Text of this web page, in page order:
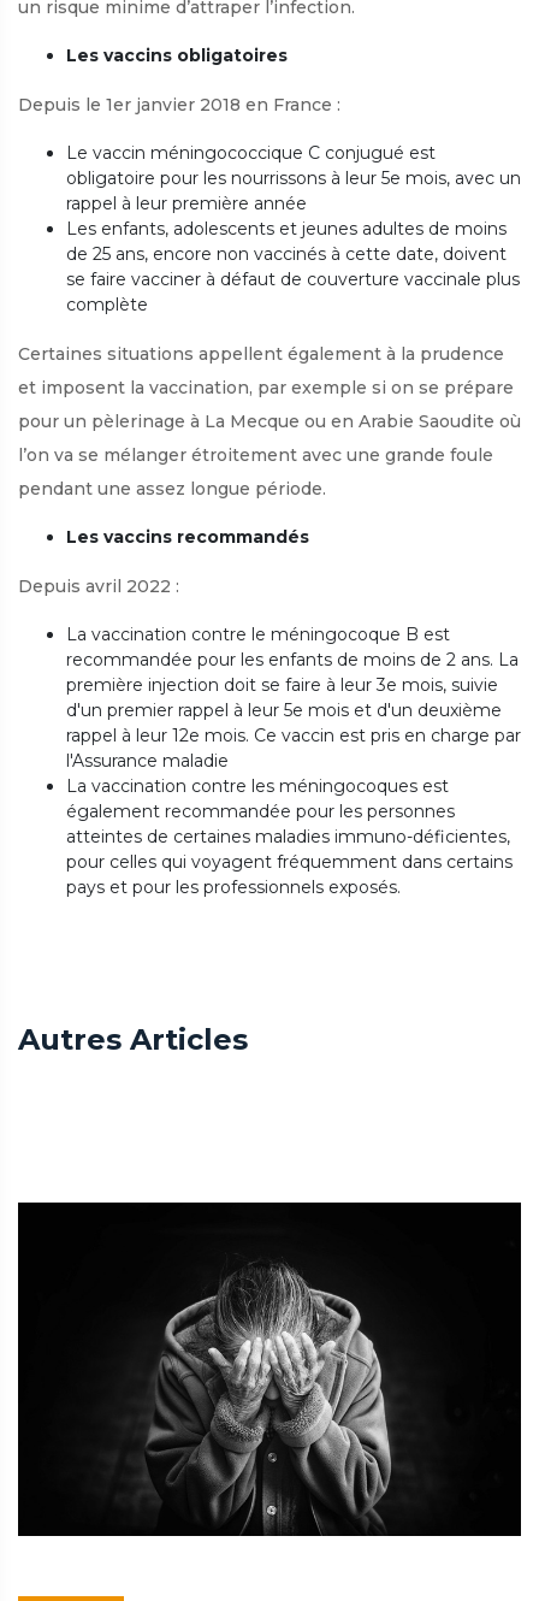
un risque minime d’attraper l’infection.
Les vaccins obligatoires
Depuis le 1er janvier 2018 en France :
Le vaccin méningococcique C conjugué est
obligatoire pour les nourrissons à leur 5e mois, avec un
rappel à leur première année
Les enfants, adolescents et jeunes adultes de moins
de 25 ans, encore non vaccinés à cette date, doivent
se faire vacciner à défaut de couverture vaccinale plus
complète
Certaines situations appellent également à la prudence
et imposent la vaccination, par exemple si on se prépare
pour un pèlerinage à La Mecque ou en Arabie Saoudite où
l’on va se mélanger étroitement avec une grande foule
pendant une assez longue période.
Les vaccins recommandés
Depuis avril 2022 :
La vaccination contre le méningocoque B est
recommandée pour les enfants de moins de 2 ans. La
première injection doit se faire à leur 3e mois, suivie
d'un premier rappel à leur 5e mois et d'un deuxième
rappel à leur 12e mois. Ce vaccin est pris en charge par
l'Assurance maladie
La vaccination contre les méningocoques est
également recommandée pour les personnes
atteintes de certaines maladies immuno-déficientes,
pour celles qui voyagent fréquemment dans certains
pays et pour les professionnels exposés.
Autres Articles